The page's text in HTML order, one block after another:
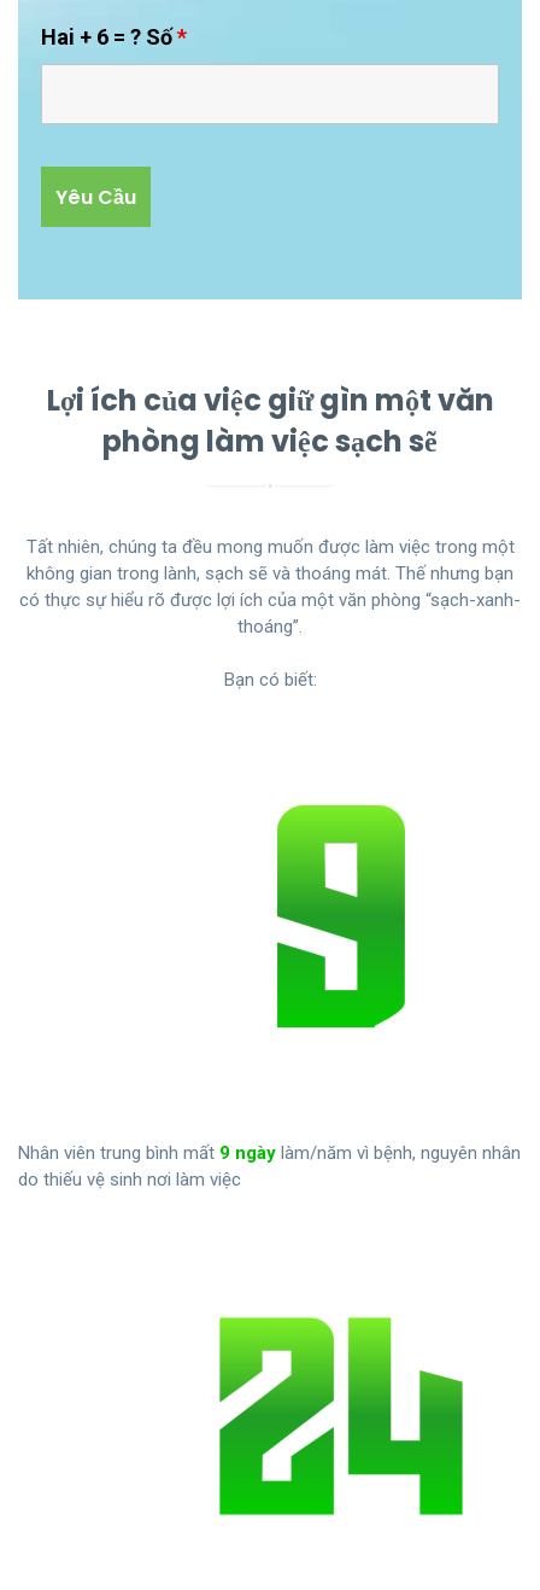
Hai + 6 = ? Số*
Lợi ích của việc giữ gìn một văn
phòng làm việc sạch sẽ
Tất nhiên, chúng ta đều mong muốn được làm việc trong một
không gian trong lành, sạch sẽ và thoáng mát. Thế nhưng bạn
có thực sự hiểu rõ được lợi ích của một văn phòng “sạch-xanh-
thoáng”.
Bạn có biết:
Nhân viên trung bình mất 9 ngày làm/năm vì bệnh, nguyên nhân
do thiếu vệ sinh nơi làm việc